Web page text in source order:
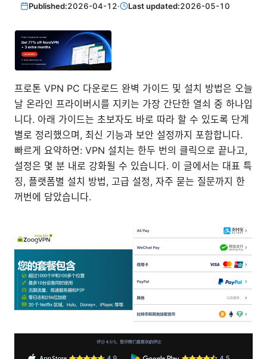
Published:2026-04-12· Last updated:2026-05-10
프로톤 VPN PC 다운로드 완벽 가이드 및 설치 방법은 오늘
날 온라인 프라이버시를 지키는 가장 간단한 열쇠 중 하나입
니다. 아래 가이드는 초보자도 바로 따라 할 수 있도록 단계
별로 정리했으며, 최신 기능과 보안 설정까지 포함합니다.
빠르게 요약하면: VPN 설치는 한두 번의 클릭으로 끝나고,
설정은 몇 분 내로 강화될 수 있습니다. 이 글에서는 대표 특
징, 플랫폼별 설치 방법, 고급 설정, 자주 묻는 질문까지 한
꺼번에 담았습니다.